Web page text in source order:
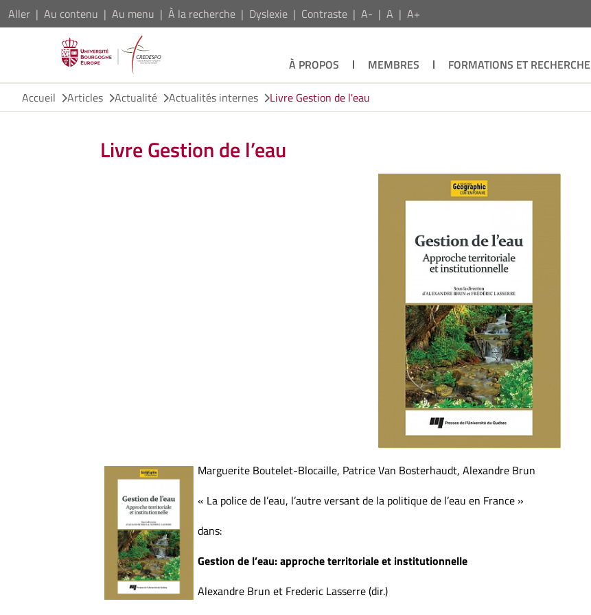
Aller Au contenu Au menu À la recherche Dyslexie Contraste A- A A+
À PROPOS MEMBRES FORMATIONS ET RECHERCHE
Accueil
Articles Actualité Actualités internes Livre Gestion de l'eau
Livre Gestion de l’eau
Marguerite Boutelet-Blocaille, Patrice Van Bosterhaudt, Alexandre Brun
« La police de l’eau, l’autre versant de la politique de l’eau en France »
dans:
Gestion de l’eau: approche territoriale et institutionnelle
Alexandre Brun et Frederic Lasserre (dir.)